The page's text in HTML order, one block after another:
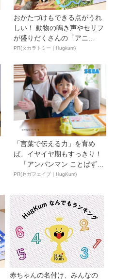
おかたづけもできる点がうれ
しい！ 動物の鳴き声やセリフ
が盛りだくさんの「アニ
ア ...
PR(タカラトミー｜Hugkum)
「言葉で伝える力」を育め
ば、イヤイヤ期もすっきり！
「アンパンマン ことばずか
ん...
PR(セガフェイブ｜HugKum)
赤ちゃんの名付け、みんなの